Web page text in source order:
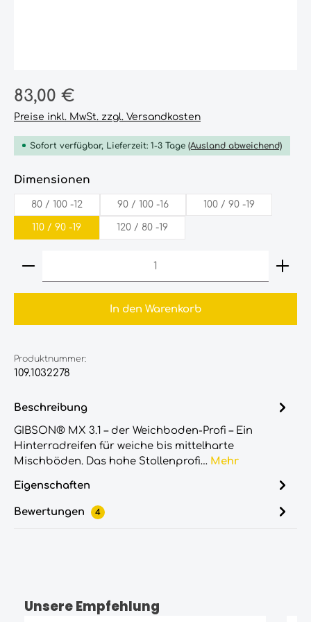
Regulärer Preis:
83,00 €
Preise inkl. MwSt. zzgl. Versandkosten
Sofort verfügbar, Lieferzeit: 1-3 Tage (Ausland abweichend)
Dimensionen
80‎ /‎ 100‎ -12‎ 90‎ /‎ 100‎ -16‎ 100‎ /‎ 90‎ -19‎
110‎ /‎ 90‎ -19‎ 120‎ /‎ 80‎ -19‎
Produkt Anzahl: Gib den gewünschten Wert
In den Warenkorb
Produktnummer:
109.1032278
Beschreibung
GIBSON® MX 3.1 – der Weichboden-Profi – Ein
Hinterradreifen für weiche bis mittelharte
Mischböden. Das hohe Stollenprofi… Mehr
Eigenschaften
Bewertungen 4
Produktgalerie überspringen
Unsere Empfehlung